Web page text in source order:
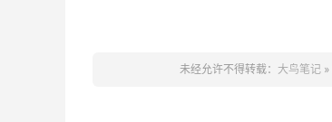
未经允许不得转载： 大鸟笔记 »